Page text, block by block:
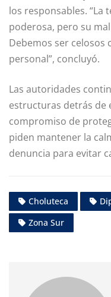
los responsables. “La
poderosa, pero su
Debemos ser
personal”, concluyó.
Las autoridades
estructuras detrás de
compromiso de
piden mantener la
denuncia para evitar
Choluteca
Zona Sur